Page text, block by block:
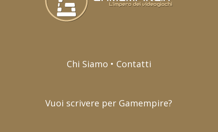
Chi Siamo • Contatti
Vuoi scrivere per Gamempire?